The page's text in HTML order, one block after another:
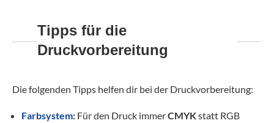
Tipps für die
Druckvorbereitung
Die folgenden Tipps helfen dir bei der Druckvorbereitung:
Farbsystem: Für den Druck immerCMYKstatt RGB